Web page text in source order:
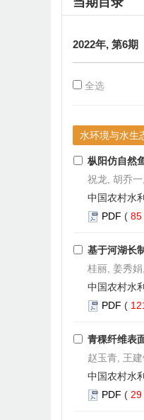
2022年, 第6
全选
水环境与水生
枞阳仿自然
祝龙, 胡乔
中国农村水
PDF ( 85
基于河湖长
桂丽, 姜秀
中国农村水
PDF (
青稞纤维表
赵玉青, 王建
中国农村水
PDF ( 29